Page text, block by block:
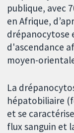
publique, avec
en Afrique,
drépanocytose
d'ascendance
moyen-
La
hépatobiliaire
et se
flux sanguin et